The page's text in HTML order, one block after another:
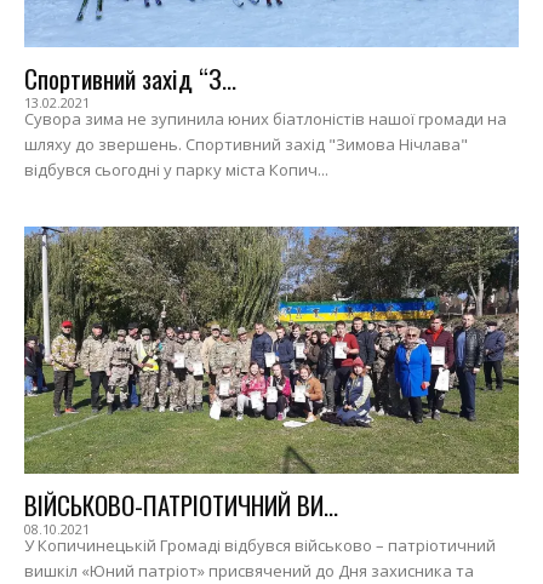
Спортивний захід “З...
13.02.2021
Сувора зима не зупинила юних біатлоністів нашої громади на
шляху до звершень. Спортивний захід "Зимова Нічлава"
відбувся сьогодні у парку міста Копич...
ВІЙСЬКОВО-ПАТРІОТИЧНИЙ ВИ...
08.10.2021
У Копичинецькій Громаді відбувся військово – патріотичний
вишкіл «Юний патріот» присвячений до Дня захисника та